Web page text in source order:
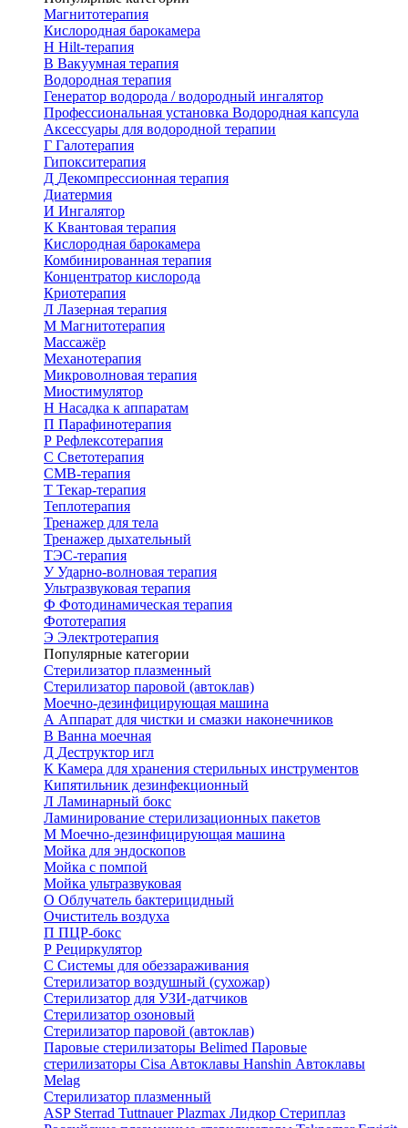
Магнитотерапия
Кислородная барокамера
H Hilt-терапия
В Вакуумная терапия
Водородная терапия
Генератор водорода / водородный ингалятор
Профессиональная установка Водородная капсула
Аксессуары для водородной терапии
Г Галотерапия
Гипокситерапия
Д Декомпрессионная терапия
Диатермия
И Ингалятор
К Квантовая терапия
Кислородная барокамера
Комбинированная терапия
Концентратор кислорода
Криотерапия
Л Лазерная терапия
М Магнитотерапия
Массажёр
Механотерапия
Микроволновая терапия
Миостимулятор
Н Насадка к аппаратам
П Парафинотерапия
Р Рефлексотерапия
С Светотерапия
СМВ-терапия
Т Текар-терапия
Теплотерапия
Тренажер для тела
Тренажер дыхательный
ТЭС-терапия
УУдарно-волновая терапия
Ультразвуковая терапия
Ф Фотодинамическая терапия
Фототерапия
Э Электротерапия
Популярные категории
Стерилизатор плазменный
Стерилизатор паровой (автоклав)
Моечно-дезинфицирующая машина
А Аппарат для чистки и смазки наконечников
В Ванна моечная
Д Деструктор игл
К Камера для хранения стерильных инструментов
Кипятильник дезинфекционный
Л Ламинарный бокс
Ламинирование стерилизационных пакетов
М Моечно-дезинфицирующая машина
Мойка для эндоскопов
Мойка с помпой
Мойка ультразвуковая
О Облучатель бактерицидный
Очиститель воздуха
П ПЦР-бокс
Р Рециркулятор
С Системы для обеззараживания
Стерилизатор воздушный (сухожар)
Стерилизатор для УЗИ-датчиков
Стерилизатор озоновый
Стерилизатор паровой (автоклав)
Паровые стерилизаторы Belimed Паровые
стерилизаторы Cisa Автоклавы Hanshin Автоклавы
Melag
Стерилизатор плазменный
ASP Sterrad Tuttnauer Plazmax Лидкор Стериплаз